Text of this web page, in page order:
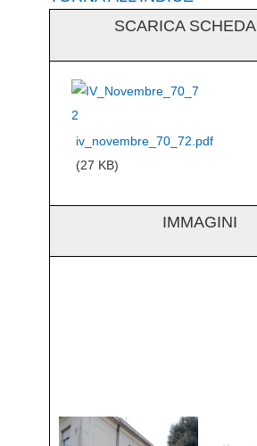
SCARICA SCHEDA
iv_novembre_70_72.pdf
(27 KB)
IMMAGINI